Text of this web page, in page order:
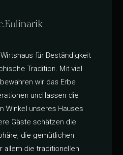
für Beständigkeit
Tradition. Mit viel
wir das Erbe
und lassen die
Winkel unseres Hauses
Gäste schätzen die
die gemütlichen
allem die traditionellen